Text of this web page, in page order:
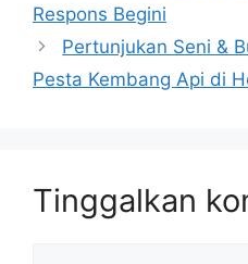
Respons Begini
Pertunjukan Seni &
Pesta Kembang Api di
Tinggalkan